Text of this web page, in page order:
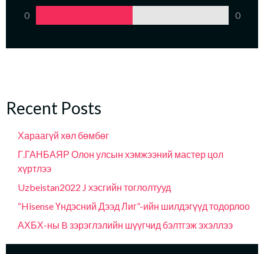
0
0
Recent Posts
Хараагүй хөл бөмбөг
Г.ГАНБАЯР Олон улсын хэмжээний мастер цол
хүртлээ
Uzbeistan2022 J хэсгийн тоглолтууд
“Hisense Үндэсний Дээд Лиг”-ийн шилдэгүүд тодорлоо
АХБХ-ны B зэрэглэлийн шүүгчид бэлтгэж эхэллээ